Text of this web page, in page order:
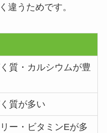
違うためです。
質・カルシウムが豊
質が多い
ー・ビタミンEが多